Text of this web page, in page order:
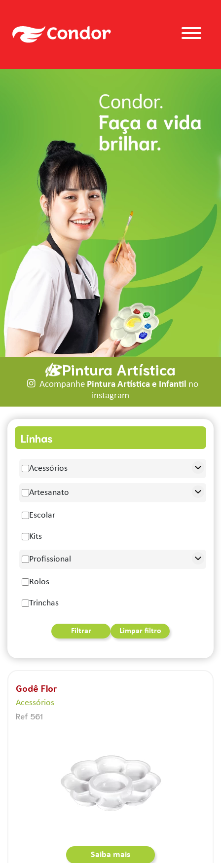
Pintura Artística
Acompanhe Pintura Artística e Infantil no
instagram
Linhas
Acessórios
Artesanato
Escolar
Kits
Profissional
Rolos
Trinchas
Filtrar Limpar filtro
Godê Flor
Acessórios
Ref 561
Saiba mais